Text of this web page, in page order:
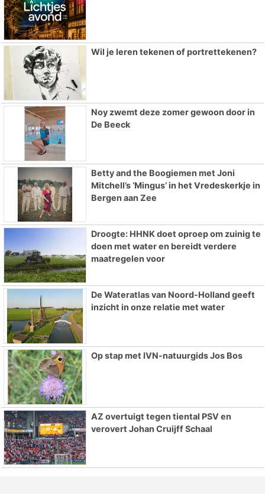
Wil je leren tekenen of portrettekenen?
Noy zwemt deze zomer gewoon door in
De Beeck
Betty and the Boogiemen met Joni
Mitchell’s ‘Mingus’ in het Vredeskerkje in
Bergen aan Zee
Droogte: HHNK doet oproep om zuinig te
doen met water en bereidt verdere
maatregelen voor
De Wateratlas van Noord-Holland geeft
inzicht in onze relatie met water
Op stap met IVN-natuurgids Jos Bos
AZ overtuigt tegen tiental PSV en
verovert Johan Cruijff Schaal